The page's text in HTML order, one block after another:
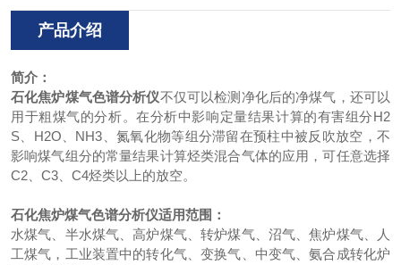
产品介绍
简介：
石化焦炉煤气色谱分析仪不仅可以检测净化后的净煤气，还可以
用于粗煤气的分析。在分析中影响定量结果计算的有害组分H2
S、H2O、NH3、氮氧化物等组分滞留在预柱中被反吹放空，不
影响煤气组分的常量结果计算烃类混合气体的应用，可任意选择
C2、C3、C4烃类以上的放空。
石化焦炉煤气色谱分析仪适用范围：
水煤气、半水煤气、高炉煤气、转炉煤气、沼气、焦炉煤气、人
工煤气，工业装置中的转化气、变换气、中变气、氨合成转化炉